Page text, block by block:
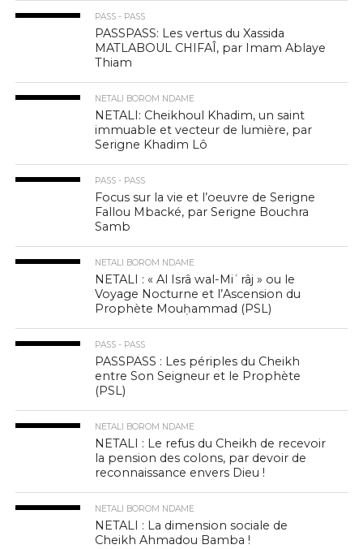
PASS - PASS
PASSPASS: Les vertus du Xassida
MATLABOUL CHIFAÎ, par Imam Ablaye
Thiam
NETALI BOROM NDAME
NETALI: Cheikhoul Khadim, un saint
immuable et vecteur de lumière, par
Serigne Khadim Lô
PASS - PASS
Focus sur la vie et l’oeuvre de Serigne
Fallou Mbacké, par Serigne Bouchra
Samb
NETALI BOROM NDAME
NETALI : « Al Isrâ wal-Miʿrâj » ou le
Voyage Nocturne et l’Ascension du
Prophète Mouḥammad (PSL)
PASS - PASS
PASSPASS : Les périples du Cheikh
entre Son Seigneur et le Prophète
(PSL)
NETALI BOROM NDAME
NETALI : Le refus du Cheikh de recevoir
la pension des colons, par devoir de
reconnaissance envers Dieu !
NETALI BOROM NDAME
NETALI : La dimension sociale de
Cheikh Ahmadou Bamba !